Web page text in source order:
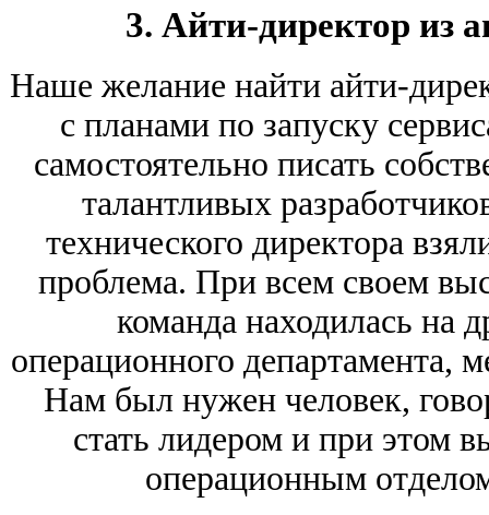
3. Айти-директор из
Наше желание найти айти-
с планами по запуску
самостоятельно писать
талантливых
технического директора
проблема. При всем своем
команда находилась на
операционного
Нам был нужен человек,
стать лидером и при этом
операционным